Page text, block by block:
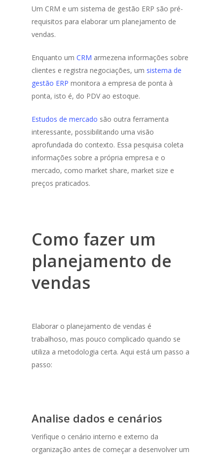
Um CRM e um sistema de gestão ERP são pré-
requisitos para elaborar um planejamento de
vendas.
Enquanto um CRM armezena informações sobre
clientes e registra negociações, um sistema de
gestão ERP monitora a empresa de ponta à
ponta, isto é, do PDV ao estoque.
Estudos de mercado são outra ferramenta
interessante, possibilitando uma visão
aprofundada do contexto. Essa pesquisa coleta
informações sobre a própria empresa e o
mercado, como market share, market size e
preços praticados.
Como fazer um
planejamento de
vendas
Elaborar o planejamento de vendas é
trabalhoso, mas pouco complicado quando se
utiliza a metodologia certa. Aqui está um passo a
passo:
Analise dados e cenários
Verifique o cenário interno e externo da
organização antes de começar a desenvolver um